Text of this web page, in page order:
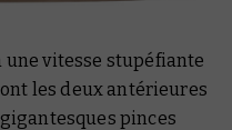
une vitesse stupéfiante
les deux antérieures
pinces